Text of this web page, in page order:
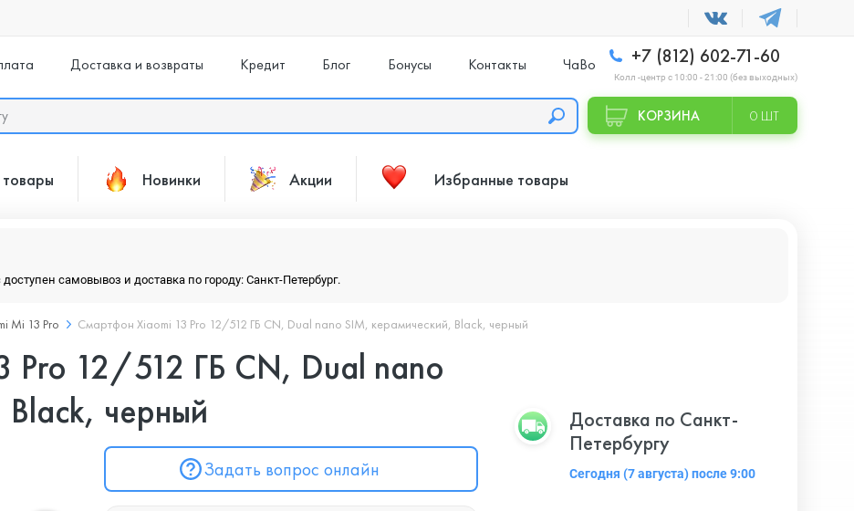
Доставка и возвраты Кредит Блог Бонусы Контакты ЧаВо +7 (812) 602-71-60
Колл -центр с 10:00 - 21:00 (без выходных)
КОРЗИНА 0 ШТ
Новинки Акции Избранные товары
самовывоз и доставка по городу: Санкт-Петербург.
Mi 13 Pro Смартфон Xiaomi 13 Pro 12/512 ГБ CN, Dual nano SIM, керамический, Black, черный
Pro 12/512 ГБ CN, Dual nano
черный
Задать вопрос онлайн
Доставка по Санкт-
Петербургу
Сегодня (7 августа) после 9:00